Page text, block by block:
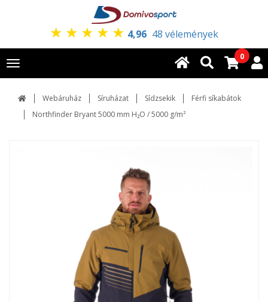
★ ★ ★ ★ ★ 4,96 48 vélemények
Toggle
navigation
0
Webáruház Síruházat Sídzsekik
Férfi síkabátok
Northfinder Bryant 5000 mm H₂O / 5000 g/m²